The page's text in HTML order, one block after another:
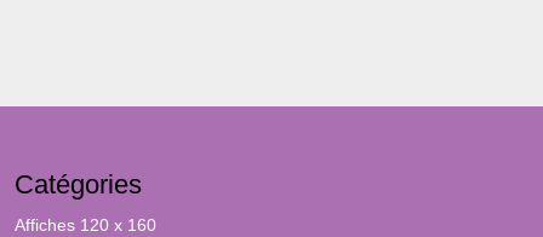
Catégories
Affiches 120 x 160